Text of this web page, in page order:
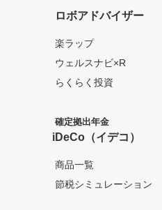
ロボアドバイザー
楽ラップ
ウェルスナビ×R
らくらく投資
確定拠出年金
iDeCo（イデコ）
商品一覧
節税シミュレーション